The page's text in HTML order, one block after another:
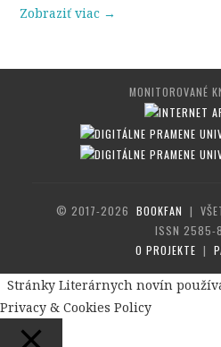
Zobraziť viac →
MONITOROVANÉ
© 2017-2026 BOOKFAN |
ISSN 2585-
O PROJEKTE |
Stránky Literárnych novín
Privacy & Cookies Policy